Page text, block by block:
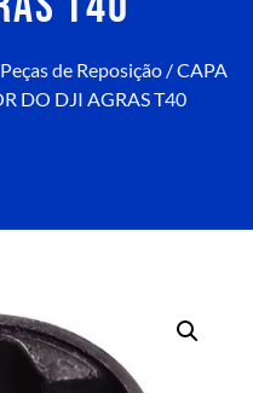
Peças de Reposição / CAPA
DO DJI AGRAS T40